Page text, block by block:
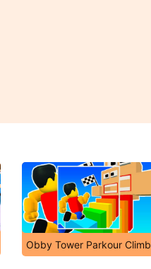
Obby Tower Parkour Climb